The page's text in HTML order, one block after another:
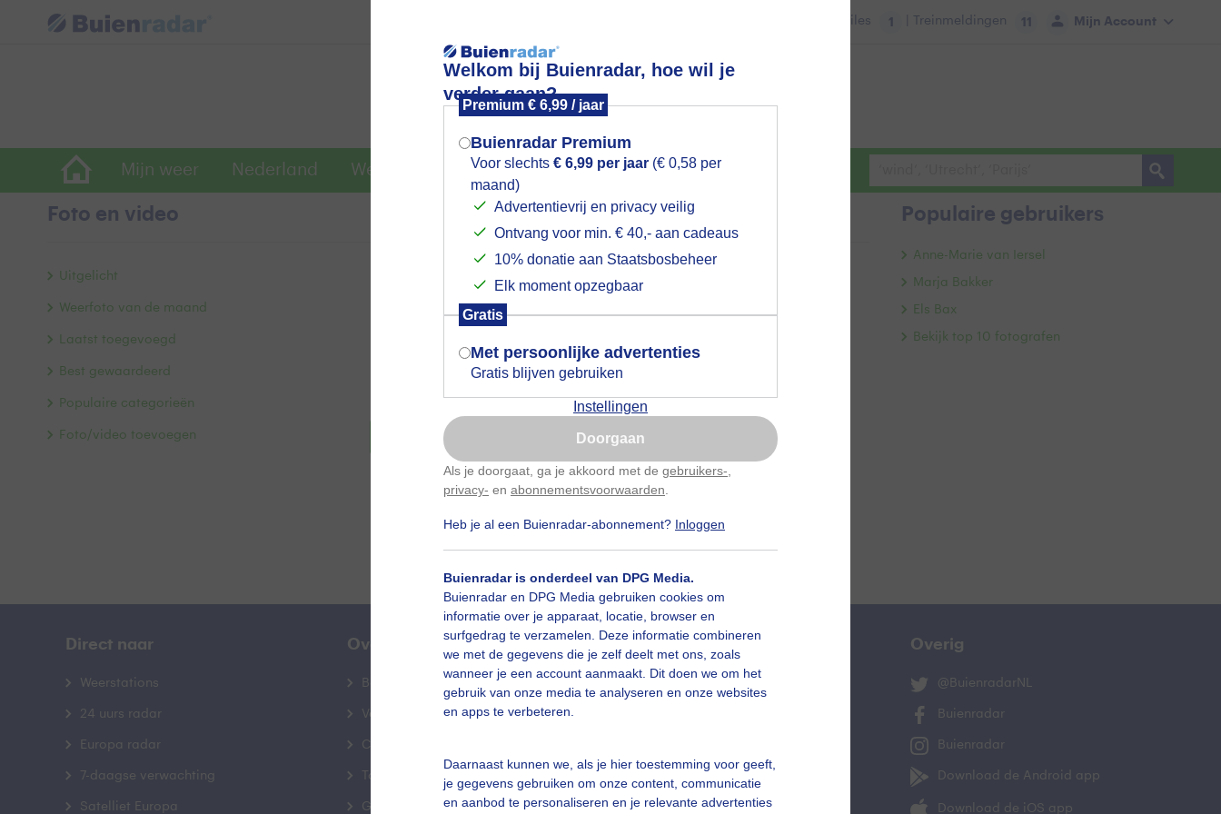
Welkom bij Buienradar, hoe wil je
verder gaan?
Premium € 6,99 / jaar
Buienradar Premium
Voor slechts € 6,99 per jaar (€ 0,58 per
maand)
Advertentievrij en privacy veilig
Ontvang voor min. € 40,- aan cadeaus
10% donatie aan Staatsbosbeheer
Elk moment opzegbaar
Gratis
Met persoonlijke advertenties
Gratis blijven gebruiken
Instellingen
Doorgaan
Als je doorgaat, ga je akkoord met de gebruikers-
privacy- en abonnementsvoorwaarden
Heb je al een Buienradar-abonnement? Inloggen
Buienradar is onderdeel van DPG Media.
Buienradar en DPG Media gebruiken cookies om
informatie over je apparaat, locatie, browser en
surfgedrag te verzamelen. Deze informatie combineren
we met de gegevens die je zelf deelt met ons, zoals
wanneer je een account aanmaakt. Dit doen we om het
gebruik van onze media te analyseren en onze websites
en apps te verbeteren.
Daarnaast kunnen we, als je hier toestemming voor geeft,
je gegevens gebruiken om onze content, communicatie
en aanbod te personaliseren en je relevante advertenties
Mijn Account
Files 1 | Treinmeldingen 11
Mijn weer Nederland Wereldwijd Foto en video Weerzine
Foto en video
Een moment geduld aub...
Bekijk slideshow
Uitgelicht
Weerfoto van de maand
Laatst toegevoegd
Best gewaardeerd
Populaire categorieën
Foto/video toevoegen
Populaire gebruikers
Anne-Marie van Iersel
Marja Bakker
Els Bax
Bekijk top 10 fotografen
Direct naar
Weerstations
24 uurs radar
Europa radar
7-daagse verwachting
Satelliet Europa
Over Buienradar
Bedrijfsgegevens
Veelgestelde vragen
Contact
Toegankelijkheid
Gebruikersvoorwaarden
Mijn weer Overig
@BuienradarNL
Buienradar
Buienradar
Download de Android app
Download de iOS app
Mogen we je locatie gebruiken voor
het weer?
Indien je hier nog geen akkoord op hebt
gegeven, verschijnt er zo een pop-up uit
je browser waarin deze toestemming
gevraagd wordt.
Is goed, toon de popup
Nu niet, misschien later
Gebruik je Safari en wil je niet elke dag deze pop-up
Klikhierom dit aan te passen